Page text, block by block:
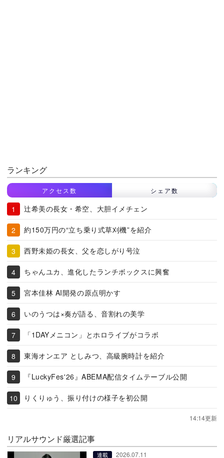
ランキング
アクセス数 シェア数
辻希美の長女・希空、大胆イメチェン
約150万円の“立ち乗り式草刈機”を紹介
西野未姫の長女、父を恋しがり号泣
ちゃんユカ、進化したランチボックスに興奮
宮本佳林 AI開発の原点明かす
いのうつは×奏が語る、音割れの美学
「1DAYメニコン」とホロライブがコラボ
東海オンエア としみつ、高級腕時計を紹介
『LuckyFes'26』ABEMA配信タイムテーブル公開
りくりゅう、振り付けの様子を初公開
14:14更新
リアルサウンド厳選記事
連載 2026.07.11